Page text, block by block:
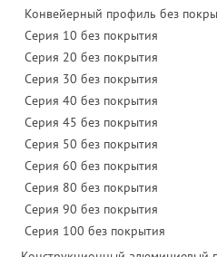
Конвейерный профиль без
Серия 10 без покрытия
Серия 20 без покрытия
Серия 30 без покрытия
Серия 40 без покрытия
Серия 45 без покрытия
Серия 50 без покрытия
Серия 60 без покрытия
Серия 80 без покрытия
Серия 90 без покрытия
Серия 100 без покрытия